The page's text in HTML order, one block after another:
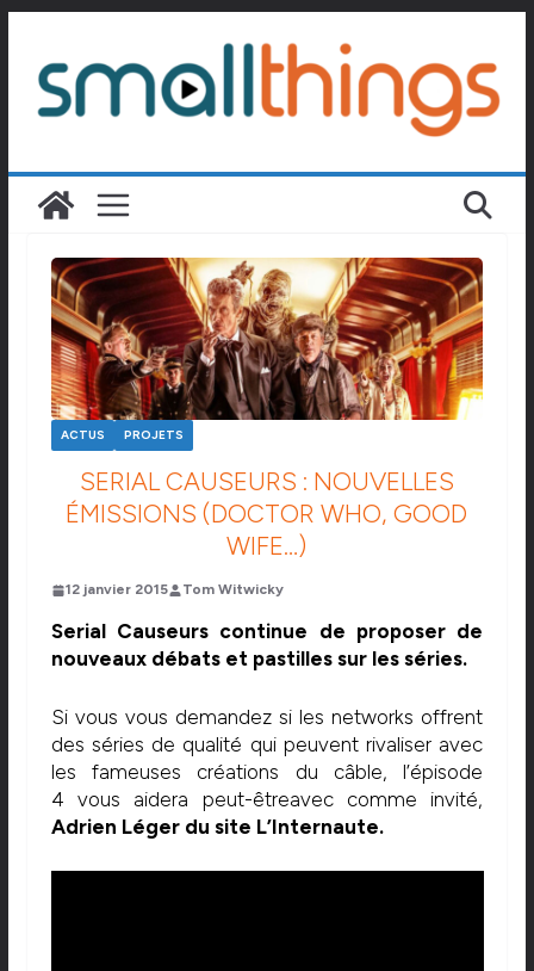
contenu
ACTUS PROJETS
SERIAL CAUSEURS : NOUVELLES
ÉMISSIONS (DOCTOR WHO, GOOD
WIFE…)
12 janvier 2015 Tom Witwicky
Serial Causeurs continue de proposer de
nouveaux débats et pastilles sur les séries.
Si vous vous demandez si les networks offrent
des séries de qualité qui peuvent rivaliser avec
les fameuses créations du câble, l’épisode
4 vous aidera peut-êtreavec comme invité,
Adrien Léger du site L’Internaute.